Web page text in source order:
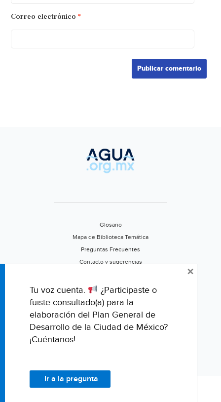
Correo electrónico *
Glosario
Mapa de Biblioteca Temática
Preguntas Frecuentes
Contacto y sugerencias
Califica este portal
Tu voz cuenta.
¿Participaste o
fuiste consultado(a) para la
elaboración del Plan General de
Desarrollo de la Ciudad de México?
¡Cuéntanos!
Ir a la pregunta
×